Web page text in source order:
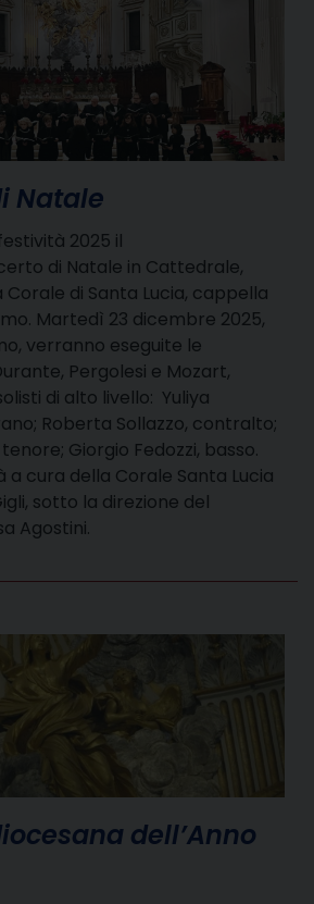
Natale
2025 il
di Natale in Cattedrale,
di Santa Lucia, cappella
Martedì 23 dicembre 2025,
verranno eseguite le
Pergolesi e Mozart,
di alto livello: Yuliya
Roberta Sollazzo, contralto;
Giorgio Fedozzi, basso.
a cura della Corale Santa Lucia
sotto la direzione del
Agostini.
dell’Anno